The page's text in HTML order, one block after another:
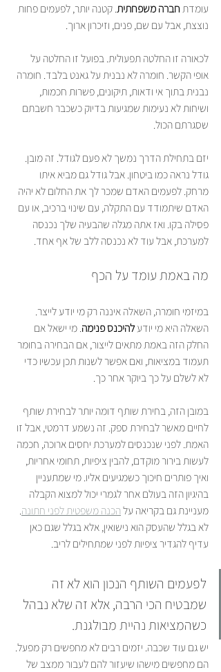
עומדת חברה משפחתית. קטנה יותר, לפעמים פחות
נוצצת, אבל עם שם, פנים, וזיכרון ארוך.
לכאורה זו החלטה תפעולית. בפועל זו החלטה על
אופי הקשר. חומרה לא נבנית על גאנט בלבד. חומרה
נבנית בתוך אי ודאות, תיקונים, פשרות חכמות,
ושיחות לא נעימות שמגיעות בדיוק כשכבר חשבתם
שסגרתם הכול.
יזם בתחילת הדרך נמשך לא פעם לגודל. זה מובן.
גודל נראה כמו ביטחון. אבל גודל גם מביא איתו
מרחק. לפעמים האדם שמכר לך את החלום לא יהיה
האדם שיתמודד עם התקלה, עם שינוי ברכיב, או עם
פסילה בקו. ואז אתה מגלה שהבעיה שלך נכנסה
למערכת, אבל עוד לא נכנסה ללב של אף אחד.
מה באמת עומד על הכף
במיזמי חומרה, השאלה איננה רק מי יודע לייצר.
השאלה היא מי יודע להיכנס פנימה. מי ישאל אם
החלק הזה באמת מתאים לייצור, אם הבחירה בחומר
תעמוד במציאות, ואם אפשר לשנות תכן עכשיו כדי
לא לשלם על כך ביוקר אחר כך.
במובן הזה, בחירת שותף דומה יותר לבחירת שותף
לחיים מאשר לבחירת ספק. זה נשמע דרמטי, אבל זו
האמת. לפני שנכנסים למערכת יחסים ארוכה, חכמה
לעשות בירור מוקדם, להבין ציפיות, תחומי אחריות,
ואיך פותרים חיכוך כשמגיעים אליו. מי שמתעניין
בהיגיון הזה בעולם אחר לגמרי יכול למצוא הקבלה
מעניינת גם בקריאה על הכנה משפטית לפני חתונה.
לא בגלל שהעסק הוא נישואין, אלא בגלל שגם כאן
עדיף להגדיר ציפיות לפני שמתחילים לריב.
לפעמים השותף הנכון הוא לא זה
שמבטיח הכי הרבה, אלא זה שלא נבהל
כשהמציאות נהיית מבולגנת.
יש גם עוד שכבה. יזמים רבים לא מחפשים רק מפעל.
הם מחפשים מישהו שיעזור להם לעבור ממצב של